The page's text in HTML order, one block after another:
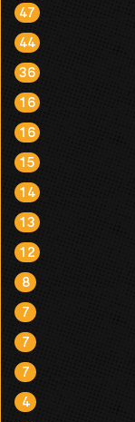
47
44
36
16
16
15
14
13
12
8
7
7
7
4